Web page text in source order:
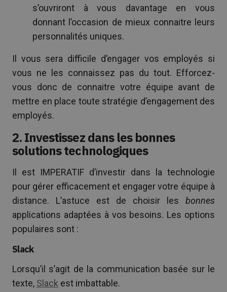
s’ouvriront à vous davantage en vous
donnant l’occasion de mieux connaitre leurs
personnalités uniques.
Il vous sera difficile d’engager vos employés si
vous ne les connaissez pas du tout. Efforcez-
vous donc de connaitre votre équipe avant de
mettre en place toute stratégie d’engagement des
employés.
2. Investissez dans les bonnes
solutions technologiques
Il est IMPERATIF d’investir dans la technologie
pour gérer efficacement et engager votre équipe à
distance. L’astuce est de choisir les bonnes
applications adaptées à vos besoins. Les options
populaires sont :
Slack
Lorsqu’il s’agit de la communication basée sur le
texte, Slack est imbattable.